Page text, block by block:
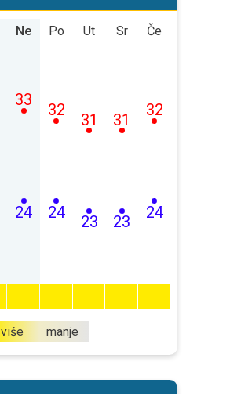
Ne
24
33
Po
24
32
Ut
23
31
Sr
23
31
Če
24
32
više manje